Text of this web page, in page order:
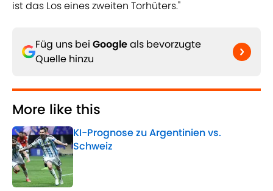
ist das Los eines zweiten Torhüters."
Füg uns bei Googleals bevorzugte
Quelle hinzu
More like this
KI-Prognose zu Argentinien vs.
Schweiz
Published by on Invalid Date